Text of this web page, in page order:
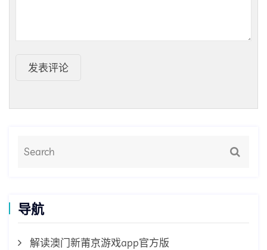
发表评论
导航
解读澳门新莆京游戏app官方版